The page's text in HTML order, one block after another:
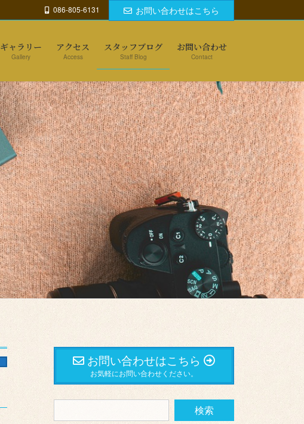
086-805-6131 お問い合わせはこちら
ギャラリー
Gallery
アクセス
Access
スタッフブログ
Staff Blog
お問い合わせ
Contact
お問い合わせはこちら
お気軽にお問い合わせください。